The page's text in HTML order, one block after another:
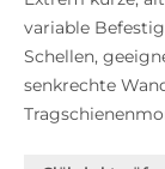
variable
Schellen,
senkrechte